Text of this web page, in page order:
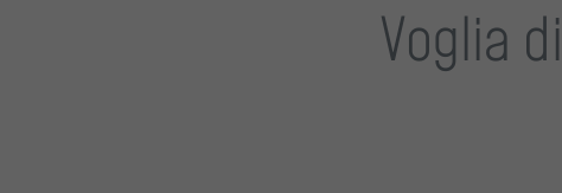
Voglia